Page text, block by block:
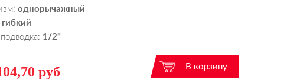
: однорычажный
гибкий
: 1/2"
руб